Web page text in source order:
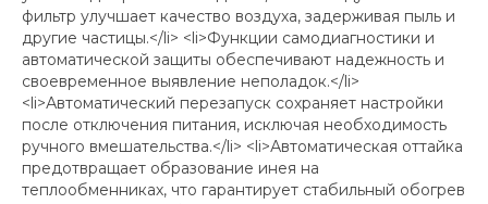
фильтр улучшает качество воздуха, задерживая пыль и
другие частицы.</li> <li>Функции самодиагностики и
автоматической защиты обеспечивают надежность и
своевременное выявление неполадок.</li>
<li>Автоматический перезапуск сохраняет настройки
после отключения питания, исключая необходимость
ручного вмешательства.</li> <li>Автоматическая оттайка
предотвращает образование инея на
теплообменниках, что гарантирует стабильный обогрев